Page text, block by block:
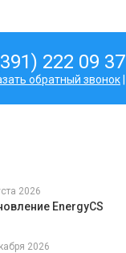
222 09 37
обратный звонок
2026
EnergyCS
2026